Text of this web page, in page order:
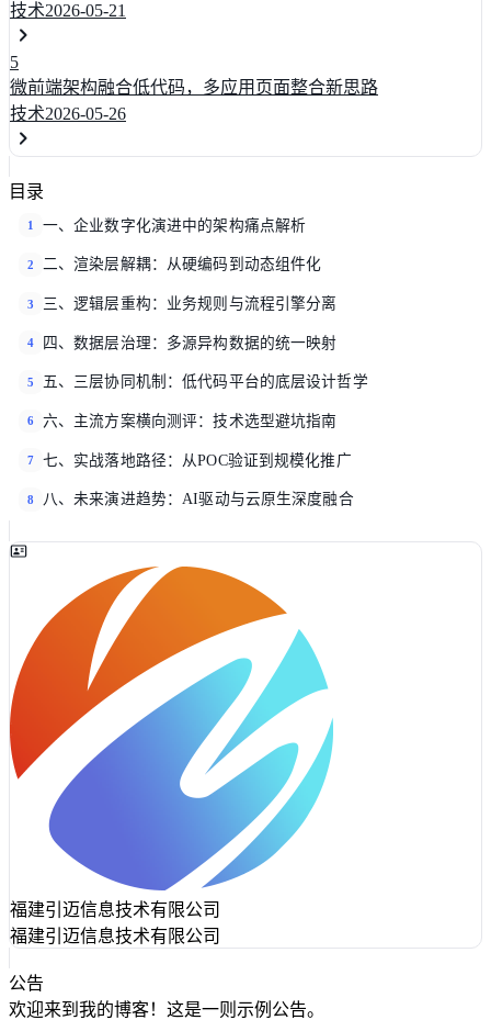
技术2026-05-21
5
微前端架构融合低代码，多应用页面整合新思路
技术2026-05-26
目录
1 一、企业数字化演进中的架构痛点解析
2 二、渲染层解耦：从硬编码到动态组件化
3 三、逻辑层重构：业务规则与流程引擎分离
4 四、数据层治理：多源异构数据的统一映射
5 五、三层协同机制：低代码平台的底层设计哲学
6 六、主流方案横向测评：技术选型避坑指南
7 七、实战落地路径：从POC验证到规模化推广
8 八、未来演进趋势：AI驱动与云原生深度融合
福建引迈信息技术有限公司
福建引迈信息技术有限公司
公告
欢迎来到我的博客！这是一则示例公告。